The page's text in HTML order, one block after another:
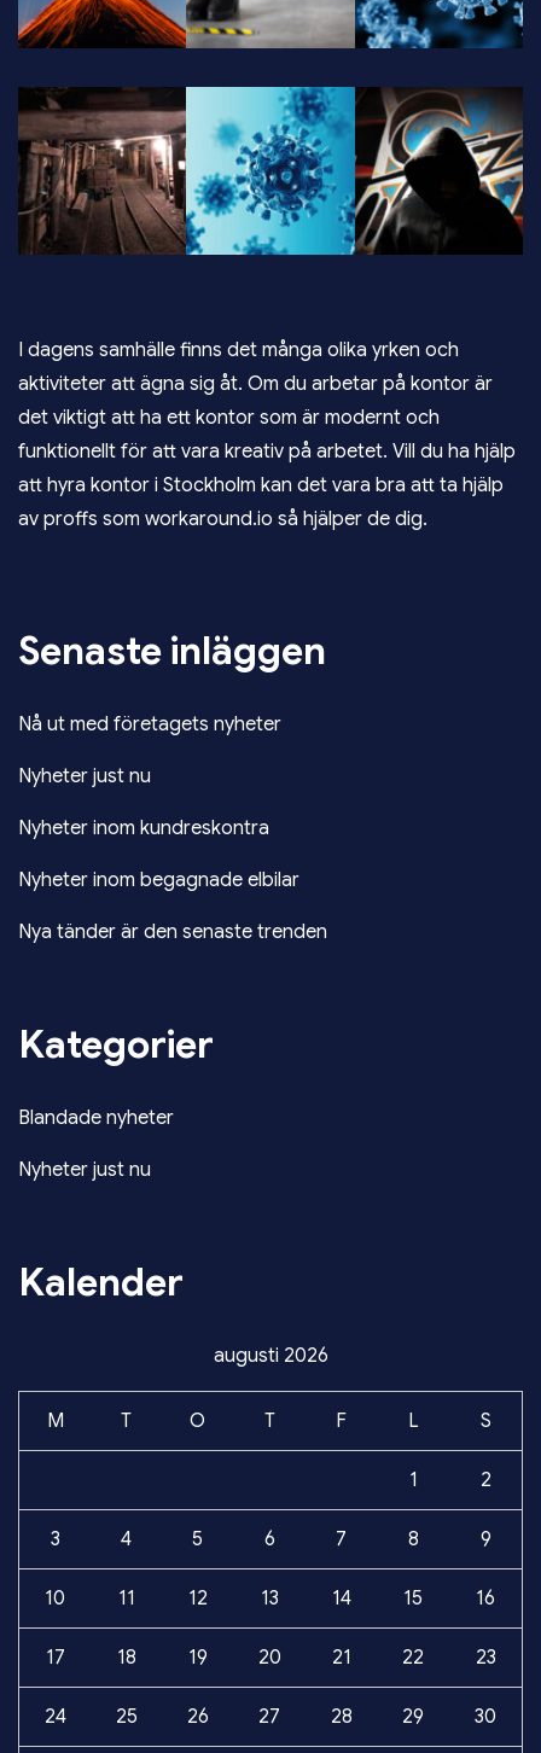
I dagens samhälle finns det många olika yrken och
aktiviteter att ägna sig åt. Om du arbetar på kontor är
det viktigt att ha ett kontor som är modernt och
funktionellt för att vara kreativ på arbetet. Vill du ha hjälp
att hyra kontor i Stockholm kan det vara bra att ta hjälp
av proffs som workaround.io så hjälper de dig.
Senaste inläggen
Nå ut med företagets nyheter
Nyheter just nu
Nyheter inom kundreskontra
Nyheter inom begagnade elbilar
Nya tänder är den senaste trenden
Kategorier
Blandade nyheter
Nyheter just nu
Kalender
augusti 2026
M T O T F L S
1 2
3 4 5 6 7 8 9
10 11 12 13 14 15 16
17 18 19 20 21 22 23
24 25 26 27 28 29 30